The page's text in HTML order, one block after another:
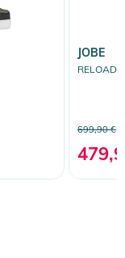
JOBE
RELOAD
699,90 €